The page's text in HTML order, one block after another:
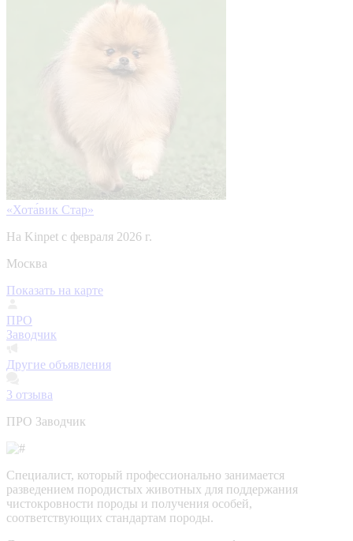
«Хота́вик Стар»
На Kinpet c февраля 2026 г.
Москва
Показать на карте
ПРО
Заводчик
Другие объявления
3 отзыва
ПРО Заводчик
Специалист, который профессионально занимается
разведением породистых животных для поддержания
чистокровности породы и получения особей,
соответствующих стандартам породы.